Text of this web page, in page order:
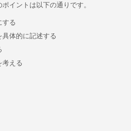
イントは以下の通りです。
する
体的に記述する
考える